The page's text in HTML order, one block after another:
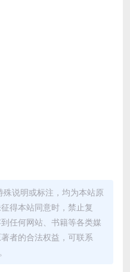
说明或标注，均为本站原
得本站同意时，禁止复
任何网站、书籍等各类媒
者的合法权益，可联系